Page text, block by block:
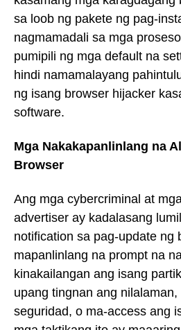
sa loob ng pakete ng pag-
nagmamadali sa mga
pumipili ng mga default na
hindi namamalayang
ng isang browser hijacker
software.
Mga Nakakapanlinlang na
Browser
Ang mga cybercriminal at
advertiser ay kadalasang
notification sa pag-update ng
mapanlinlang na prompt na
kinakailangan ang isang
upang tingnan ang
seguridad, o ma-access ang